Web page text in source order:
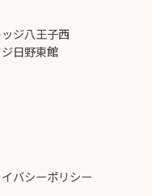
ジ八王子西
日野東館
バシーポリシー